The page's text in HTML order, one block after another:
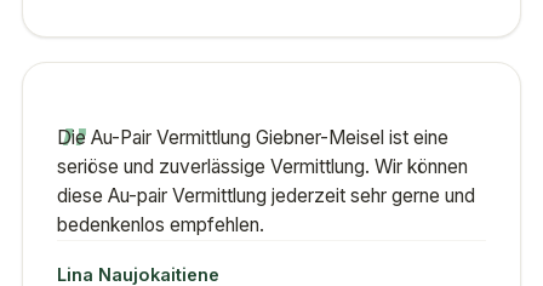
„
Die Au-Pair Vermittlung Giebner-Meisel ist eine
seriöse und zuverlässige Vermittlung. Wir können
diese Au-pair Vermittlung jederzeit sehr gerne und
bedenkenlos empfehlen.
Lina Naujokaitiene